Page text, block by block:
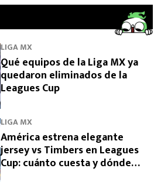
LIGA MX
Qué equipos de la Liga MX ya
quedaron eliminados de la
Leagues Cup
LIGA MX
América estrena elegante
jersey vs Timbers en Leagues
Cup: cuánto cuesta y dónde